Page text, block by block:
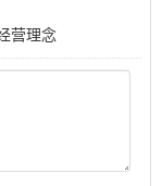
营理念